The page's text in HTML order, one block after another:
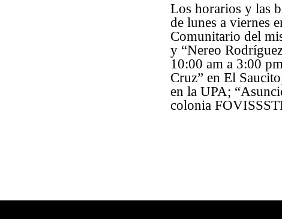
Los horarios y las
de lunes a viernes
Comunitario del
y “Nereo
10:00 am a 3:00
Cruz” en El
en la UPA;
colonia